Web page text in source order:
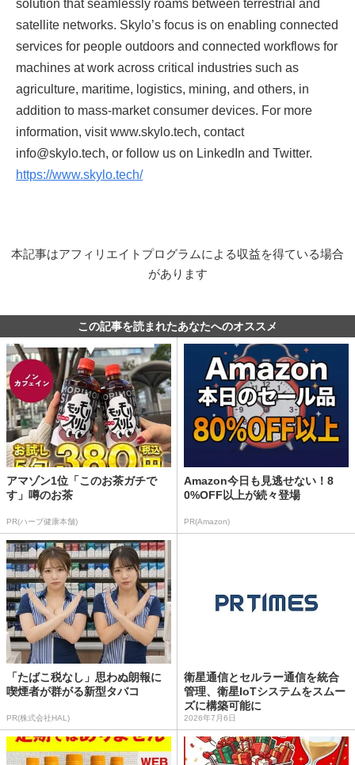
solution that seamlessly roams between terrestrial and
satellite networks. Skylo’s focus is on enabling connected
services for people outdoors and connected workflows for
machines at work across critical industries such as
agriculture, maritime, logistics, mining, and others, in
addition to mass-market consumer devices. For more
information, visit www.skylo.tech, contact
info@skylo.tech, or follow us on LinkedIn and Twitter.
https://www.skylo.tech/
本記事はアフィリエイトプログラムによる収益を得ている場合
があります
この記事を読まれたあなたへのオススメ
アマゾン1位「このお茶ガチで
す」噂のお茶
PR(ハーブ健康本舗)
Amazon今日も見逃せない！8
0%OFF以上が続々登場
PR(Amazon)
「たばこ税なし」思わぬ朗報に
喫煙者が群がる新型タバコ
PR(株式会社HAL)
衛星通信とセルラー通信を統合
管理、衛星IoTシステムをスムー
ズに構築可能に
2026年7月6日